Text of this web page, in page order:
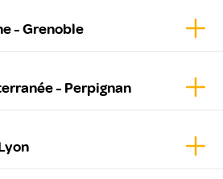
- Grenoble
- Perpignan